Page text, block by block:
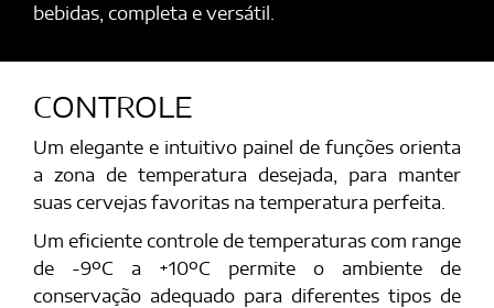
bebidas, completa e versátil.
CONTROLE
Um elegante e intuitivo painel de funções orienta
a zona de temperatura desejada, para manter
suas cervejas favoritas na temperatura perfeita.
Um eficiente controle de temperaturas com range
de -9ºC a +10ºC permite o ambiente de
conservação adequado para diferentes tipos de